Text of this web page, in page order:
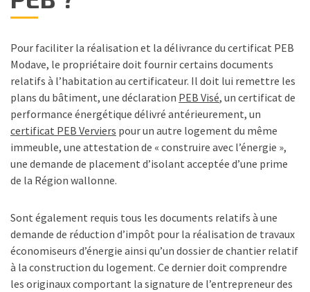
Pour faciliter la réalisation et la délivrance du certificat PEB
Modave, le propriétaire doit fournir certains documents
relatifs à l’habitation au certificateur. Il doit lui remettre les
plans du bâtiment, une déclaration PEB Visé, un certificat de
performance énergétique délivré antérieurement, un
certificat PEB Verviers pour un autre logement du même
immeuble, une attestation de « construire avec l’énergie »,
une demande de placement d’isolant acceptée d’une prime
de la Région wallonne.
Sont également requis tous les documents relatifs à une
demande de réduction d’impôt pour la réalisation de travaux
économiseurs d’énergie ainsi qu’un dossier de chantier relatif
à la construction du logement. Ce dernier doit comprendre
les originaux comportant la signature de l’entrepreneur des